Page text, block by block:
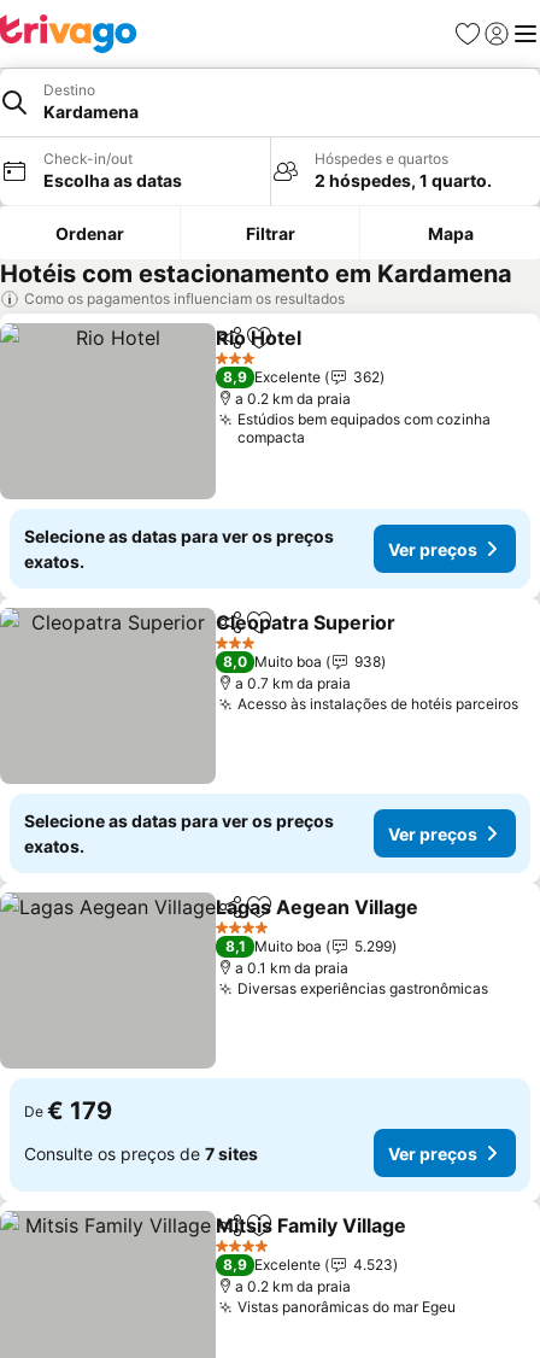
Favoritos
Iniciar
Destino
Kardamena
Check-in/out
Escolha as datas
Hóspedes e quartos
2 hóspedes, 1 quarto.
Ordenar Filtrar Mapa
Hotéis com estacionamento em Kardamena
Como os pagamentos influenciam os resultados
PartilharAdicionar aos favoritos
Rio Hotel
3 Estrelas
8,9 Excelente
362
a 0.2 km da praia
Estúdios bem equipados com cozinha
compacta
Selecione as datas para ver os preços
exatos.
Ver preços
PartilharAdicionar aos favoritos
Cleopatra Superior
3 Estrelas
8,0 Muito boa
938
a 0.7 km da praia
Acesso às instalações de hotéis parceiros
Selecione as datas para ver os preços
exatos.
Ver preços
PartilharAdicionar aos favoritos
Lagas Aegean Village
4 Estrelas
8,1 Muito boa
5.299
a 0.1 km da praia
Diversas experiências gastronômicas
De € 179
Consulte os preços de 7 sites Ver preços
PartilharAdicionar aos favoritos
Mitsis Family Village
4 Estrelas
8,9 Excelente
4.523
a 0.2 km da praia
Vistas panorâmicas do mar Egeu